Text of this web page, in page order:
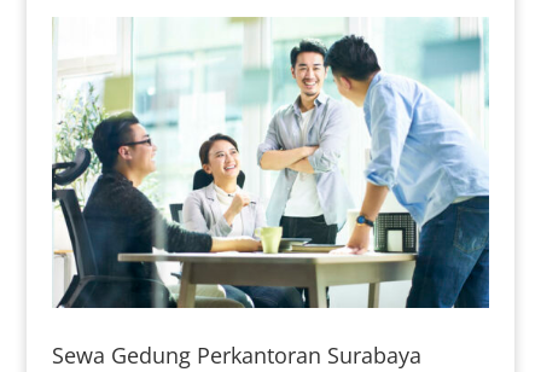
Sewa Gedung Perkantoran Surabaya